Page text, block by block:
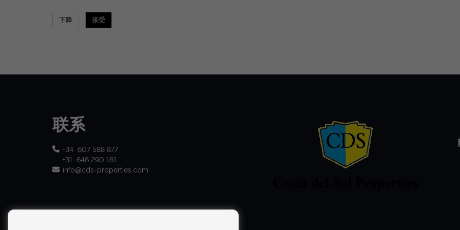
联系
+34 607 588 877
+31 646 290 161
info@cds-properties.com